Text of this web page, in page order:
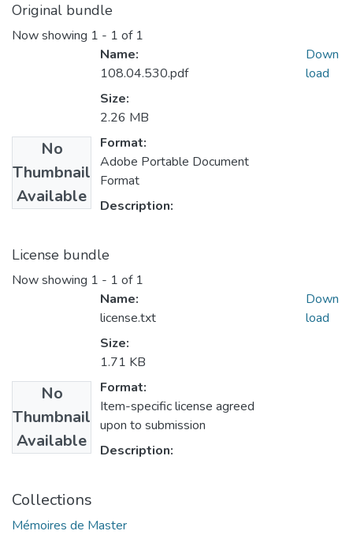
Original bundle
Now showing 1 - 1 of 1
No
Thumbnail
Available
Name:
108.04.530.pdf
Size:
2.26 MB
Format:
Adobe Portable Document
Format
Description:
Down
load
License bundle
Now showing 1 - 1 of 1
No
Thumbnail
Available
Name:
license.txt
Size:
1.71 KB
Format:
Item-specific license agreed
upon to submission
Description:
Down
load
Collections
Mémoires de Master